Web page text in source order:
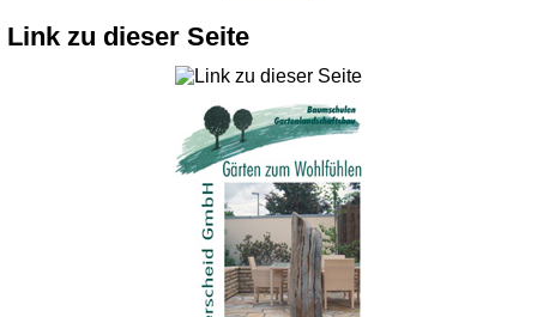
Link zu dieser Seite